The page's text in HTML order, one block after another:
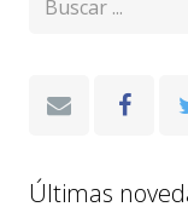
Últimas